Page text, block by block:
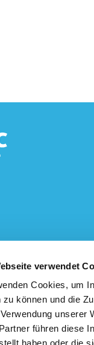
verwendet
Cookies, um
zu können und die
unserer
führen diese
haben oder die